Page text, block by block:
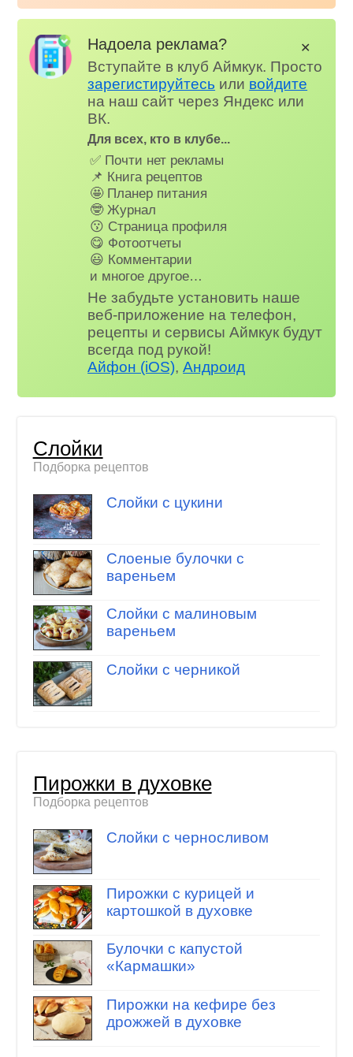
Надоела реклама?
Вступайте в клуб Аймкук. Просто
зарегистируйтесь или войдите
на наш сайт через Яндекс или
ВК.
Для всех, кто в клубе...
✅ Почти нет рекламы
📌 Книга рецептов
🤩 Планер питания
🤓 Журнал
😗 Страница профиля
😋 Фотоотчеты
😃 Комментарии
и многое другое…
Не забудьте установить наше
веб-приложение на телефон,
рецепты и сервисы Аймкук будут
всегда под рукой!
Айфон (iOS),Андроид
✕
Слойки
Подборка рецептов
Слойки с цукини
Слоеные булочки с
вареньем
Слойки с малиновым
вареньем
Слойки с черникой
Пирожки в духовке
Подборка рецептов
Слойки с черносливом
Пирожки с курицей и
картошкой в духовке
Булочки с капустой
«Кармашки»
Пирожки на кефире без
дрожжей в духовке